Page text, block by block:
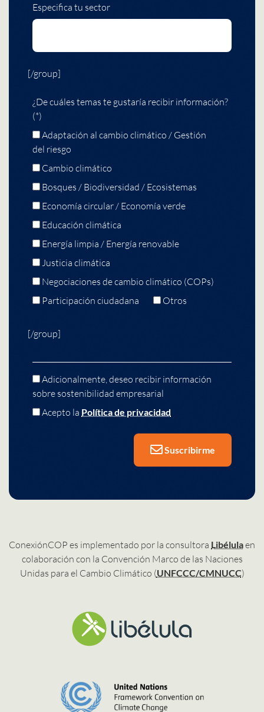
Especifica tu sector
[/group]
¿De cuáles temas te gustaría recibir información?
(*)
Adaptación al cambio climático / Gestión
del riesgo
Cambio climático
Bosques / Biodiversidad / Ecosistemas
Economía circular / Economía verde
Educación climática
Energía limpia / Energía renovable
Justicia climática
Negociaciones de cambio climático (COPs)
Participación ciudadana
Otros
[/group]
Adicionalmente, deseo recibir información
sobre sostenibilidad empresarial
Acepto la Política de privacidad
Suscribirme
ConexiónCOP es implementado por la consultora Libélulaen
colaboración con la Convención Marco de las Naciones
Unidas para el Cambio Climático (UNFCCC/CMNUCC)